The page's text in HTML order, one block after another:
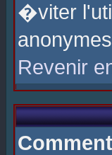
�viter
Revenir